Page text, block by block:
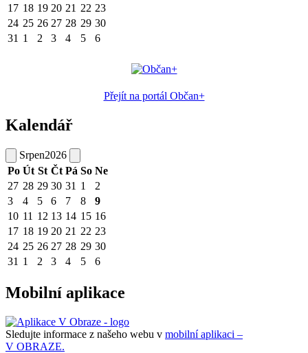
17 18 19 20 21 22 23
24 25 26 27 28 29 30
31 1 2 3 4 5 6
Přejít na portál Občan+
Kalendář
Srpen2026
Po Út St Čt Pá So Ne
27 28 29 30 31 1
2
3
4 5 6 7 8
9
10 11 12 13 14 15 16
17 18 19 20 21 22 23
24 25 26 27 28 29 30
31 1 2 3 4 5 6
Mobilní aplikace
Sledujte informace z našeho webu v mobilní aplikaci –
V OBRAZE.